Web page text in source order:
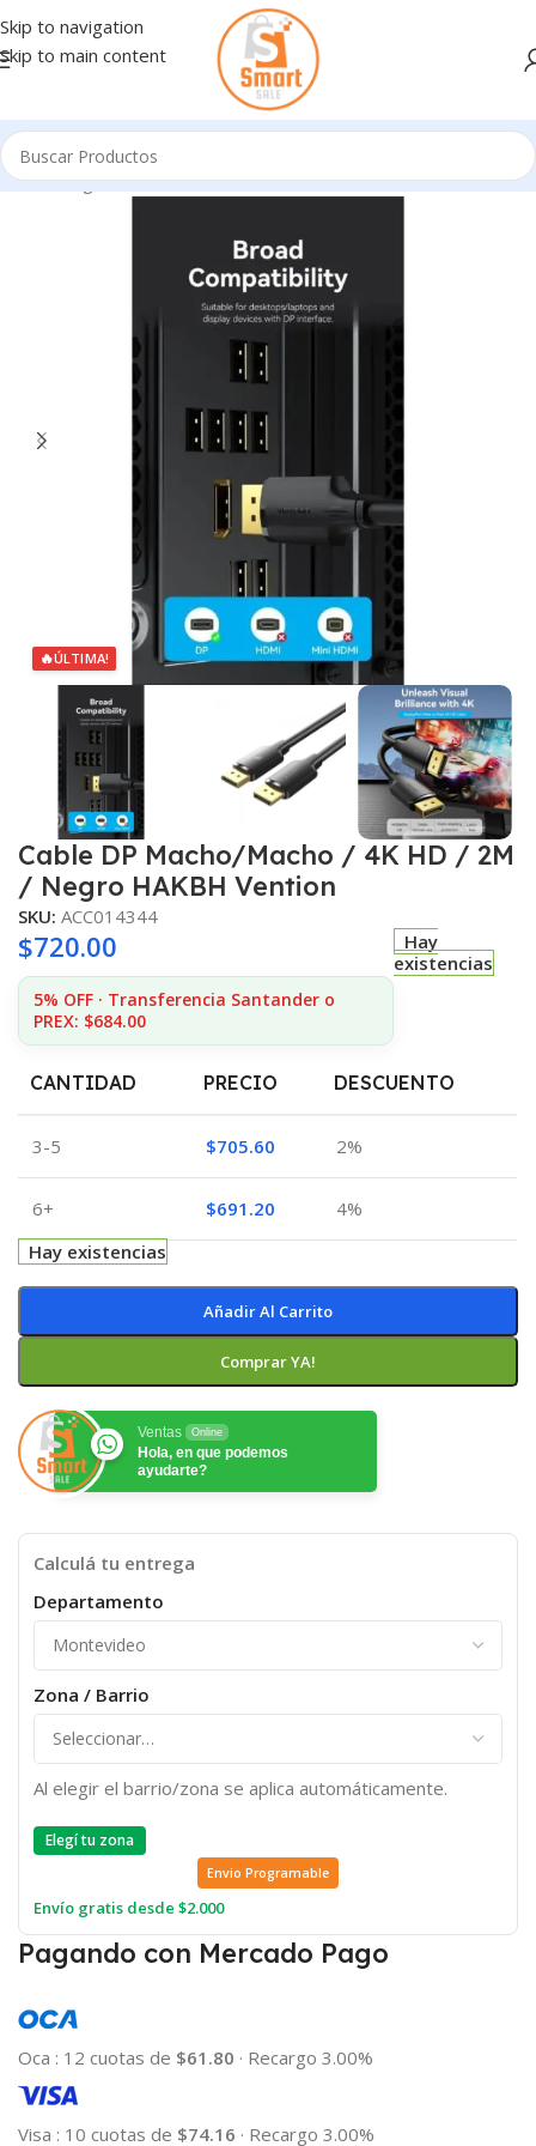
Skip to navigation
Skip to main content
Inicio/Ingresando
🔥ÚLTIMA!
Cable DP Macho/Macho / 4K HD / 2M
/ Negro HAKBH Vention
SKU: ACC014344
$720.00
5% OFF · Transferencia Santander o
PREX: $684.00
Hay
existencias
CANTIDAD PRECIO DESCUENTO
3-5 $705.60 2%
6+ $691.20
4%
Hay existencias
Añadir Al Carrito
Comprar YA!
Ventas Online
Hola, en que podemos
ayudarte?
Calculá tu entrega
Departamento
Zona / Barrio
Al elegir el barrio/zona se aplica automáticamente.
Elegí tu zona
Envio Programable
Envío gratis desde $2.000
Pagando con Mercado Pago
Oca : 12 cuotas de $61.80 · Recargo 3.00%
Visa : 10 cuotas de $74.16 · Recargo 3.00%